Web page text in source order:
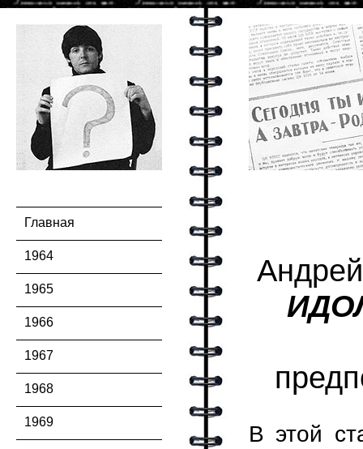
Главная
1964
1965
1966
1967
1968
1969
В этой